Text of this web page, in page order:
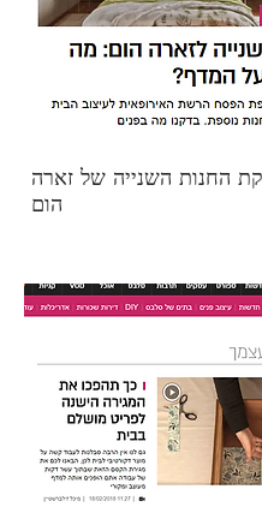
החנות השנייה של זארה
הום